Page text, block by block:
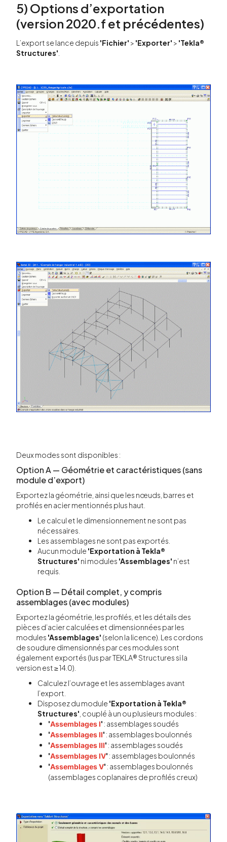
5) Options d’exportation
(version 2020.f et précédentes)
L’export se lance depuis 'Fichier' > 'Exporter' > 'Tekla®
Structures'
Deux modes sont disponibles :
Option A — Géométrie et caractéristiques (sans
module d’export)
Exportez la géométrie, ainsi que les nœuds, barres et
profilés en acier mentionnés plus haut.
Le calcul et le dimensionnement ne sont pas
nécessaires.
Les assemblages ne sont pas exportés.
Aucun module 'Exportation à Tekla®
Structures' ni modules 'Assemblages' n’est
requis.
Option B — Détail complet, y compris
assemblages (avec modules)
Exportez la géométrie, les profilés, et les détails des
pièces d’acier calculées et dimensionnées par les
modules 'Assemblages' (selon la licence). Les cordons
de soudure dimensionnés par ces modules sont
également exportés (lus par TEKLA® Structures si la
version est ≥ 14.0).
Calculez l’ouvrage et les assemblages avant
l’export.
Disposez du module 'Exportation à Tekla®
Structures' , couplé à un ou plusieurs modules :
'Assemblages I' : assemblages soudés
'Assemblages II' : assemblages boulonnés
'Assemblages III' : assemblages soudés
'Assemblages IV' : assemblages boulonnés
'Assemblages V' : assemblages boulonnés
(assemblages coplanaires de profilés creux)